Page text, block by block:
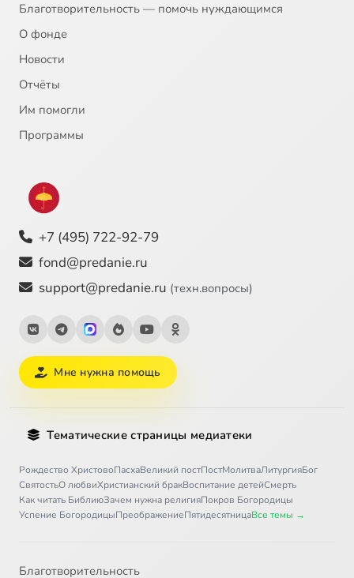
Благотворительность — помочь нуждающимся
О фонде
Новости
Отчёты
Им помогли
Программы
+7 (495) 722-92-79
fond@predanie.ru
support@predanie.ru (техн.вопросы)
Мне нужна помощь
Тематические страницы медиатеки
Рождество ХристовоПасхаВеликий постПостМолитваЛитургияБог
СвятостьО любвиХристианский бракВоспитание детейСмерть
Как читать БиблиюЗачем нужна религияПокров Богородицы
Успение БогородицыПреображениеПятидесятницаВсе темы →
Благотворительность